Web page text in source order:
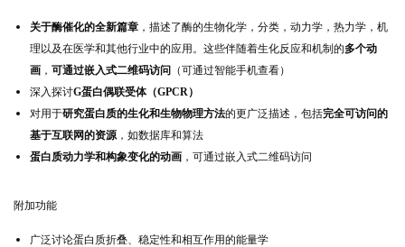
关于酶催化的全新篇章 ， 描述了酶的生物化学，分类，动力学，热力学，机
理以及在医学和其他行业中的应用。这些伴随着生化反应和机制的多个动
画 ， 可通过嵌入式二维码访问
（可通过智能手机查看）
深入探讨G蛋白偶联受体（GPCR）
对用于研究蛋白质的生化和生物物理方法的更广泛描述 ， 包括完全可访问的
基于互联网的资源，如数据库和算法
蛋白质动力学和构象变化的动画 ，可通过嵌入式二维码访问
附加功能
广泛讨论蛋白质折叠、稳定性和相互作用的能量学